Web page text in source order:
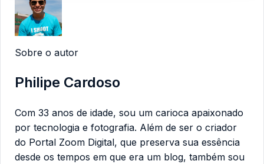
Sobre o autor
Philipe Cardoso
Com 33 anos de idade, sou um carioca apaixonado
por tecnologia e fotografia. Além de ser o criador
do Portal Zoom Digital, que preserva sua essência
desde os tempos em que era um blog, também sou